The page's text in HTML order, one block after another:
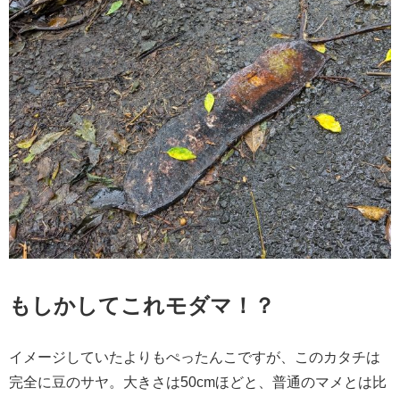
もしかしてこれモダマ！？
イメージしていたよりもぺったんこですが、このカタチは
完全に豆のサヤ。大きさは50cmほどと、普通のマメとは比